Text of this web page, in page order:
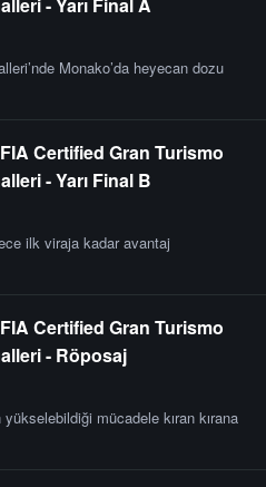
Monako’da heyecan dozu
Certified Gran Turismo
- Yarı Final B
ilk viraja kadar avantaj
Certified Gran Turismo
- Röposaj
mücadele kıran kırana